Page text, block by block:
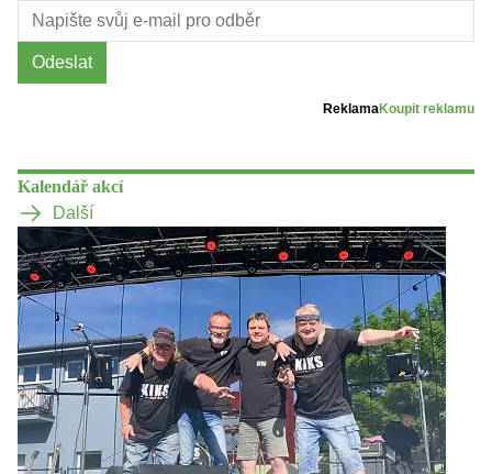
Odeslat
ReklamaKoupit reklamu
Kalendář akcí
Další